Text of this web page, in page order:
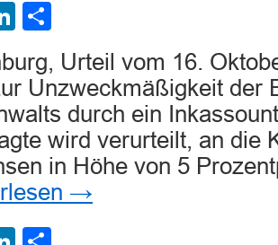
LinkedIn
Urteil vom 16.
Unzweckmäßigkeit der
durch ein
wird verurteilt, an die
in Höhe von 5
→